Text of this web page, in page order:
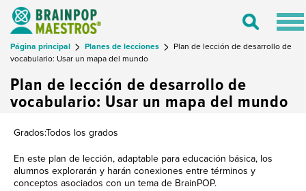
Toggle
Página principal Planes de lecciones
Plan de lección de desarrollo de
vocabulario: Usar un mapa del mundo
Plan de lección de desarrollo de
vocabulario: Usar un mapa del mundo
Grados:Todos los grados
En este plan de lección, adaptable para educación básica, los
alumnos explorarán y harán conexiones entre términos y
conceptos asociados con un tema de BrainPOP.